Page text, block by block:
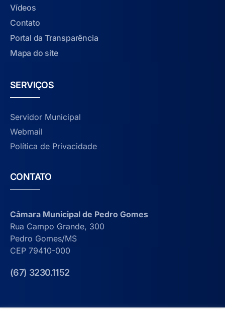
Vídeos
Contato
Portal da Transparência
Mapa do site
SERVIÇOS
Servidor Municipal
Webmail
Política de Privacidade
CONTATO
Câmara Municipal de Pedro Gomes
Rua Campo Grande, 300
Pedro Gomes/MS
CEP 79410-000
(67) 3230.1152